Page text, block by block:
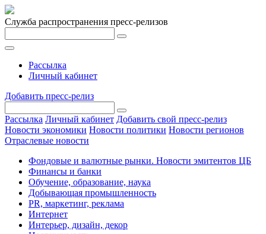
Служба распространения пресс-релизов
Рассылка
Личный кабинет
Добавить пресс-релиз
Рассылка Личный кабинет Добавить свой пресс-релиз
Новости экономики Новости политики Новости регионов
Отраслевые новости
Фондовые и валютные рынки. Новости эмитентов ЦБ
Финансы и банки
Обучение, образование, наука
Добывающая промышленность
PR, маркетинг, реклама
Интернет
Интерьер, дизайн, декор